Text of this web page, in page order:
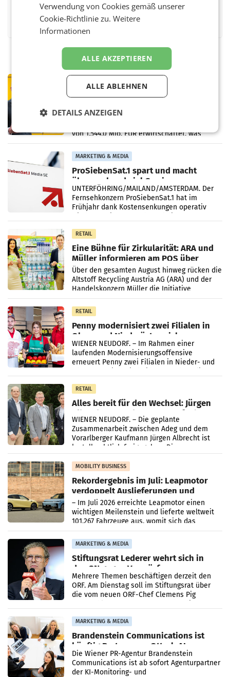
Messenger LinkedInXING
Österreichische Post: Umsatzplus im
Briefgeschäft
WIEN Die Österreichische Post AG hat im
von 1.544,0 Mio. EUR erwirtschaftet, was
einem Plus von 3,8 Prozent gegenüber dem
Vergleichszeitraum
MARKETING & MEDIA
ProSiebenSat.1 spart und macht
überraschend viel Gewinn
UNTERFÖHRING/MAILAND/AMSTERDAM. Der
Fernsehkonzern ProSiebenSat.1 hat im
Frühjahr dank Kostensenkungen operativ
RETAIL
Eine Bühne für Zirkularität: ARA und
Müller informieren am POS über
Kreislauffähigkeit
Über den gesamten August hinweg rücken die
Altstoff Recycling Austria AG (ARA) und der
Handelskonzern Müller die Initiative
„Kreislauf-Helden“ in allen österreichischen
Müller-Filialen
RETAIL
Penny modernisiert zwei Filialen in
Ober- und Niederösterreich
WIENER NEUDORF. – Im Rahmen einer
laufenden Modernisierungsoffensive
erneuert Penny zwei Filialen in Nieder- und
RETAIL
Alles bereit für den Wechsel: Jürgen
Albrecht setzt ab 1.1.2027 auf Adeg
WIENER NEUDORF. – Die geplante
Zusammenarbeit zwischen Adeg und dem
Vorarlberger Kaufmann Jürgen Albrecht ist
kartellrechtlich freigegeben: Die
Bundeswettbewerbsbehörde und der
Bundeskartellanwalt
MOBILITY BUSINESS
Rekordergebnis im Juli: Leapmotor
verdoppelt Auslieferungen und
überschreitet die 100.000er-Marke
– Im Juli 2026 erreichte Leapmotor einen
wichtigen Meilenstein und lieferte weltweit
101.267 Fahrzeuge aus, womit sich das
Ergebnis gegenüber Juli 2025 mehr als
verdoppelte (+102
MARKETING & MEDIA
Stiftungsrat Lederer wehrt sich in
den SN gegen Vorwürfe
Mehrere Themen beschäftigen derzeit den
ORF. Am Dienstag soll im Stiftungsrat über
die vom neuen ORF-Chef Clemens Pig
MARKETING & MEDIA
Brandenstein Communications ist
künftig Partner von OtterlyAI
Die Wiener PR-Agentur Brandenstein
Communications ist ab sofort Agenturpartner
der KI-Monitoring- und
Verwendung von Cookies gemäß unserer
Cookie-Richtlinie zu.Weitere
Informationen
ALLE AKZEPTIEREN
ALLE ABLEHNEN
DETAILS ANZEIGEN